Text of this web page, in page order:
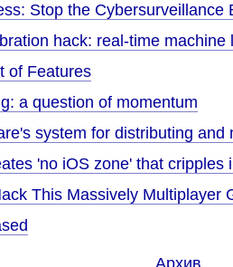
Stop the Cybersurveillance
hack: real-time
of Features
a question of momentum
system for distributing and
'no iOS zone' that cripples
This Massively Multiplayer
Архив